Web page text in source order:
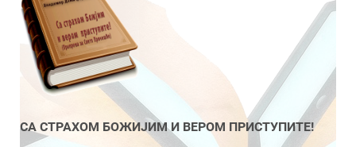
СА СТРАХОМ БОЖИЈИМ И ВЕРОМ ПРИСТУПИТЕ!